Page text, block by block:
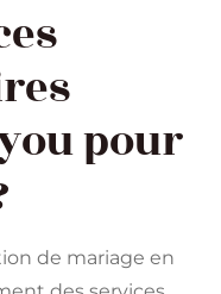
pour
de mariage en